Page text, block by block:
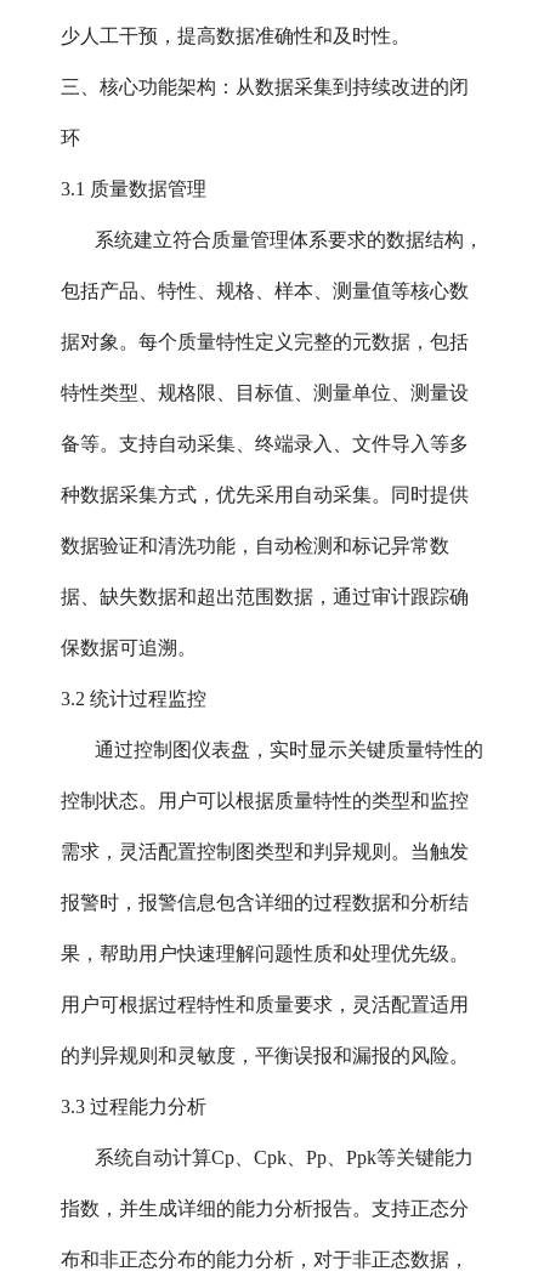
少人工干预，提高数据准确性和及时性。
三、核心功能架构：从数据采集到持续改进的闭
环
3.1 质量数据管理
系统建立符合质量管理体系要求的数据结构，
包括产品、特性、规格、样本、测量值等核心数
据对象。每个质量特性定义完整的元数据，包括
特性类型、规格限、目标值、测量单位、测量设
备等。支持自动采集、终端录入、文件导入等多
种数据采集方式，优先采用自动采集。同时提供
数据验证和清洗功能，自动检测和标记异常数
据、缺失数据和超出范围数据，通过审计跟踪确
保数据可追溯。
3.2 统计过程监控
通过控制图仪表盘，实时显示关键质量特性的
控制状态。用户可以根据质量特性的类型和监控
需求，灵活配置控制图类型和判异规则。当触发
报警时，报警信息包含详细的过程数据和分析结
果，帮助用户快速理解问题性质和处理优先级。
用户可根据过程特性和质量要求，灵活配置适用
的判异规则和灵敏度，平衡误报和漏报的风险。
3.3 过程能力分析
系统自动计算Cp、Cpk、Pp、Ppk等关键能力
指数，并生成详细的能力分析报告。支持正态分
布和非正态分布的能力分析，对于非正态数据，